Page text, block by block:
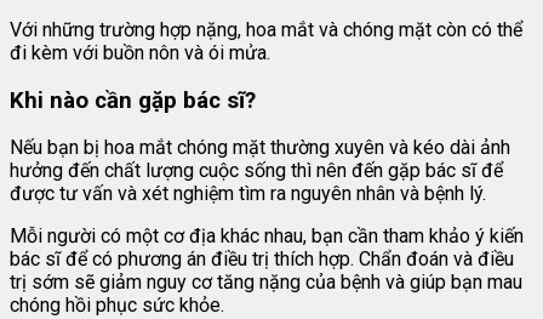
Với những trường hợp nặng, hoa mắt và chóng mặt còn có thể
đi kèm với buồn nôn và ói mửa.
Khi nào cần gặp bác sĩ?
Nếu bạn bị hoa mắt chóng mặt thường xuyên và kéo dài ảnh
hưởng đến chất lượng cuộc sống thì nên đến gặp bác sĩ để
được tư vấn và xét nghiệm tìm ra nguyên nhân và bệnh lý.
Mỗi người có một cơ địa khác nhau, bạn cần tham khảo ý kiến
bác sĩ để có phương án điều trị thích hợp. Chẩn đoán và điều
trị sớm sẽ giảm nguy cơ tăng nặng của bệnh và giúp bạn mau
chóng hồi phục sức khỏe.